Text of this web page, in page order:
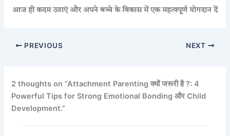
आज ही कदम उठाएं और अपने बच्चे के विकास में एक महत्वपूर्ण योगदान दें
PREVIOUS NEXT
2 thoughts on “Attachment Parenting क्यों जरूरी है ?: 4
Powerful Tips for Strong Emotional Bonding और Child
Development.”